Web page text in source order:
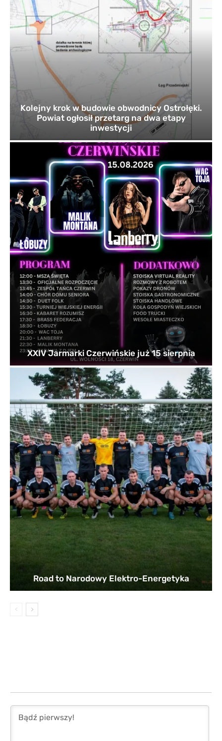
Kolejny krok w budowie obwodnicy Ostrołęki.
Powiat ogłosił przetarg na dwa etapy
inwestycji
XXIV Jarmarki Czerwińskie już 15 sierpnia
Road to Narodowy Elektro-Energetyka